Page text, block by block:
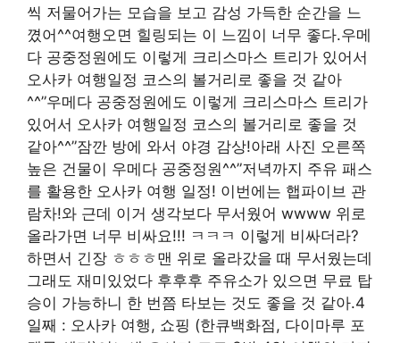
씩 저물어가는 모습을 보고 감성 가득한 순간을 느
꼈어^^여행오면 힐링되는 이 느낌이 너무 좋다.우메
다 공중정원에도 이렇게 크리스마스 트리가 있어서
오사카 여행일정 코스의 볼거리로 좋을 것 같아
^^”우메다 공중정원에도 이렇게 크리스마스 트리가
있어서 오사카 여행일정 코스의 볼거리로 좋을 것
같아^^”잠깐 방에 와서 야경 감상!아래 사진 오른쪽
높은 건물이 우메다 공중정원^^”저녁까지 주유 패스
를 활용한 오사카 여행 일정! 이번에는 햅파이브 관
람차!와 근데 이거 생각보다 무서웠어 wwww 위로
올라가면 너무 비싸요!!! ㅋㅋㅋ 이렇게 비싸더라?
하면서 긴장 ㅎㅎㅎ맨 위로 올라갔을 때 무서웠는데
그래도 재미있었다 후후후 주유소가 있으면 무료 탑
승이 가능하니 한 번쯤 타보는 것도 좋을 것 같아.4
일째 : 오사카 여행, 쇼핑 (한큐백화점, 다이마루 포